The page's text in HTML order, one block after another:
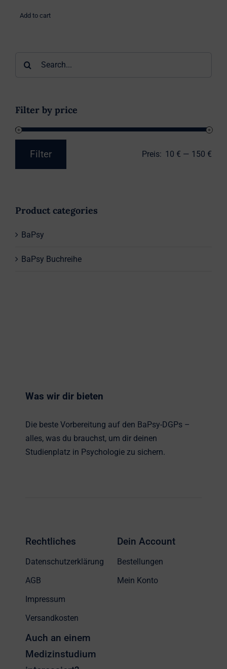
Add to cart
nach:
Filter by price
Max.
Filter Preis: 10 € — 150 €
Product categories
BaPsy
BaPsy Buchreihe
Was wir dir bieten
Die beste Vorbereitung auf den BaPsy-DGPs –
alles, was du brauchst, um dir deinen
Studienplatz in Psychologie zu sichern.
Rechtliches
Datenschutzerklärung
AGB
Impressum
Versandkosten
Dein Account
Bestellungen
Mein Konto
Auch an einem
Medizinstudium